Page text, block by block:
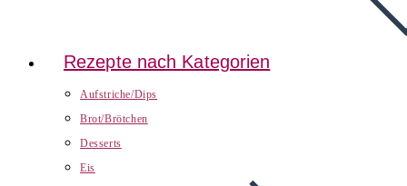
Rezepte nach Kategorien
Aufstriche/Dips
Brot/Brötchen
Desserts
Eis